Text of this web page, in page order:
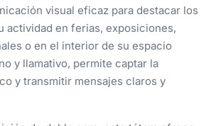
visual eficaz para destacar los
actividad en ferias, exposiciones,
o en el interior de su espacio
y llamativo, permite captar la
y transmitir mensajes claros y